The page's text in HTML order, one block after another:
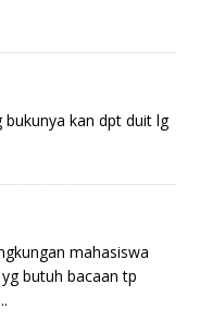
kan dpt duit lg
mahasiswa
butuh bacaan tp